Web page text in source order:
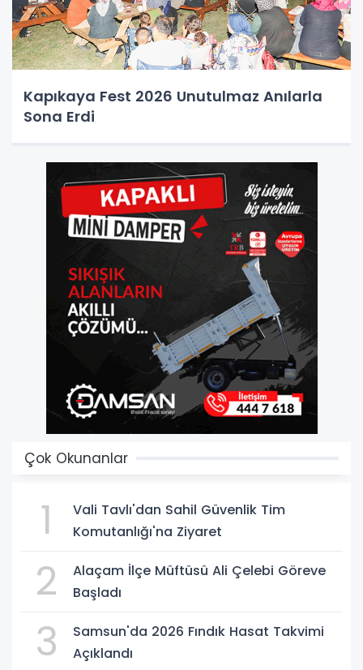
Kapıkaya Fest 2026 Unutulmaz Anılarla
Sona Erdi
Çok Okunanlar
1
Vali Tavlı'dan Sahil Güvenlik Tim
Komutanlığı'na Ziyaret
2
Alaçam İlçe Müftüsü Ali Çelebi Göreve
Başladı
3
Samsun'da 2026 Fındık Hasat Takvimi
Açıklandı